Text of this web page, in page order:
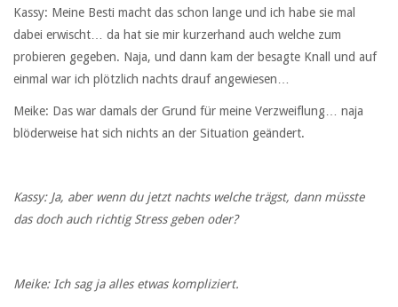
Kassy: Meine Besti macht das schon lange und ich habe sie mal
dabei erwischt… da hat sie mir kurzerhand auch welche zum
probieren gegeben. Naja, und dann kam der besagte Knall und auf
einmal war ich plötzlich nachts drauf angewiesen…
Meike: Das war damals der Grund für meine Verzweiflung… naja
blöderweise hat sich nichts an der Situation geändert.
Kassy: Ja, aber wenn du jetzt nachts welche trägst, dann müsste
das doch auch richtig Stress geben oder?
Meike: Ich sag ja alles etwas kompliziert.